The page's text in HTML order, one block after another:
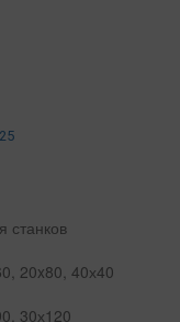
станков
20x80, 40х40
30х120